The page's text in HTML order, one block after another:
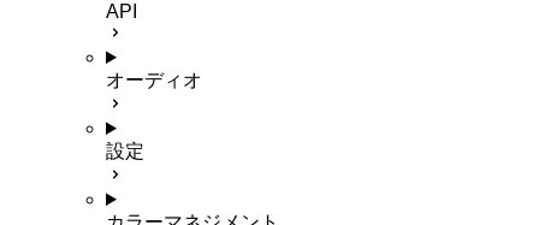
API
オーディオ
設定